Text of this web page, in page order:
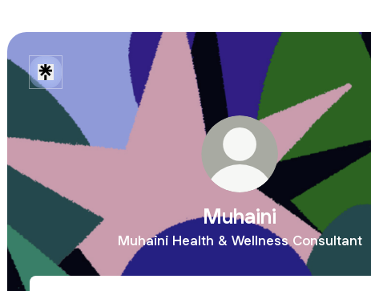
Muhaini
Muhaini Health & Wellness Consultant